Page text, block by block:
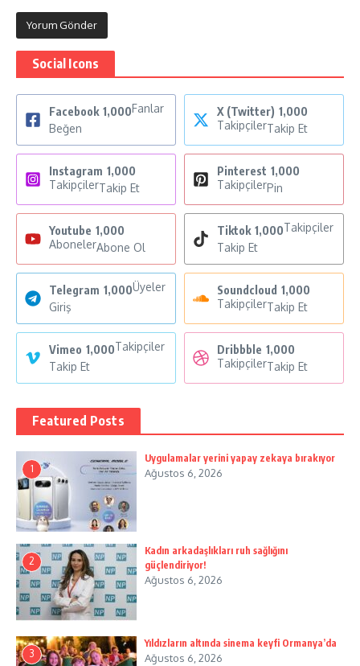
Social Icons
Facebook 1,000Fanlar
Beğen
X (Twitter) 1,000
TakipçilerTakip Et
Instagram 1,000
TakipçilerTakip Et
Pinterest 1,000
TakipçilerPin
Youtube 1,000
AbonelerAbone Ol
Tiktok 1,000Takipçiler
Takip Et
Telegram 1,000Üyeler
Giriş
Soundcloud 1,000
TakipçilerTakip Et
Vimeo 1,000Takipçiler
Takip Et
Dribbble 1,000
TakipçilerTakip Et
Featured Posts
1
Uygulamalar yerini yapay zekaya bırakıyor
Ağustos 6, 2026
2
Kadın arkadaşlıkları ruh sağlığını
güçlendiriyor!
Ağustos 6, 2026
3
Yıldızların altında sinema keyfi Ormanya’da
Ağustos 6, 2026